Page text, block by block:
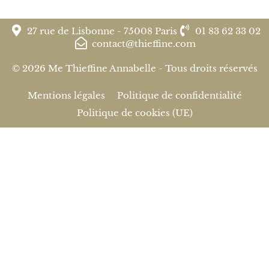
27 rue de Lisbonne - 75008 Paris
01 83 62 33 02
contact@thieffine.com
© 2026 Me Thieffine Annabelle - Tous droits réservés
Mentions légales
Politique de confidentialité
Politique de cookies (UE)